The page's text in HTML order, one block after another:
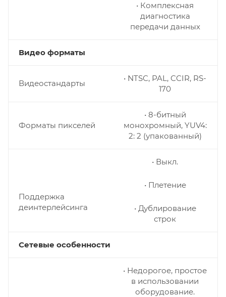
• Комплексная
диагностика
передачи данных
Видео форматы
Видеостандарты
• NTSC, PAL, CCIR, RS-
170
Форматы пикселей
• 8-битный
монохромный, YUV4:
2: 2 (упакованный)
Поддержка
деинтерлейсинга
• Выкл.
• Плетение
• Дублирование
строк
Сетевые особенности
• Недорогое, простое
в использовании
оборудование.